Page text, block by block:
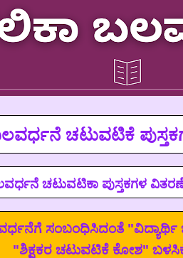
ಚಟುವಟಿಕೆ
ಚಟುವಟಿಕಾ ಪುಸ್ತಕಗಳ
ಸಂಬಂಧಿಸಿದಂತೆ "ವಿದ್ಯಾರ್ಥಿ
"ಶಿಕ್ಷಕರ ಚಟುವಟಿಕೆ ಕೋಶ"